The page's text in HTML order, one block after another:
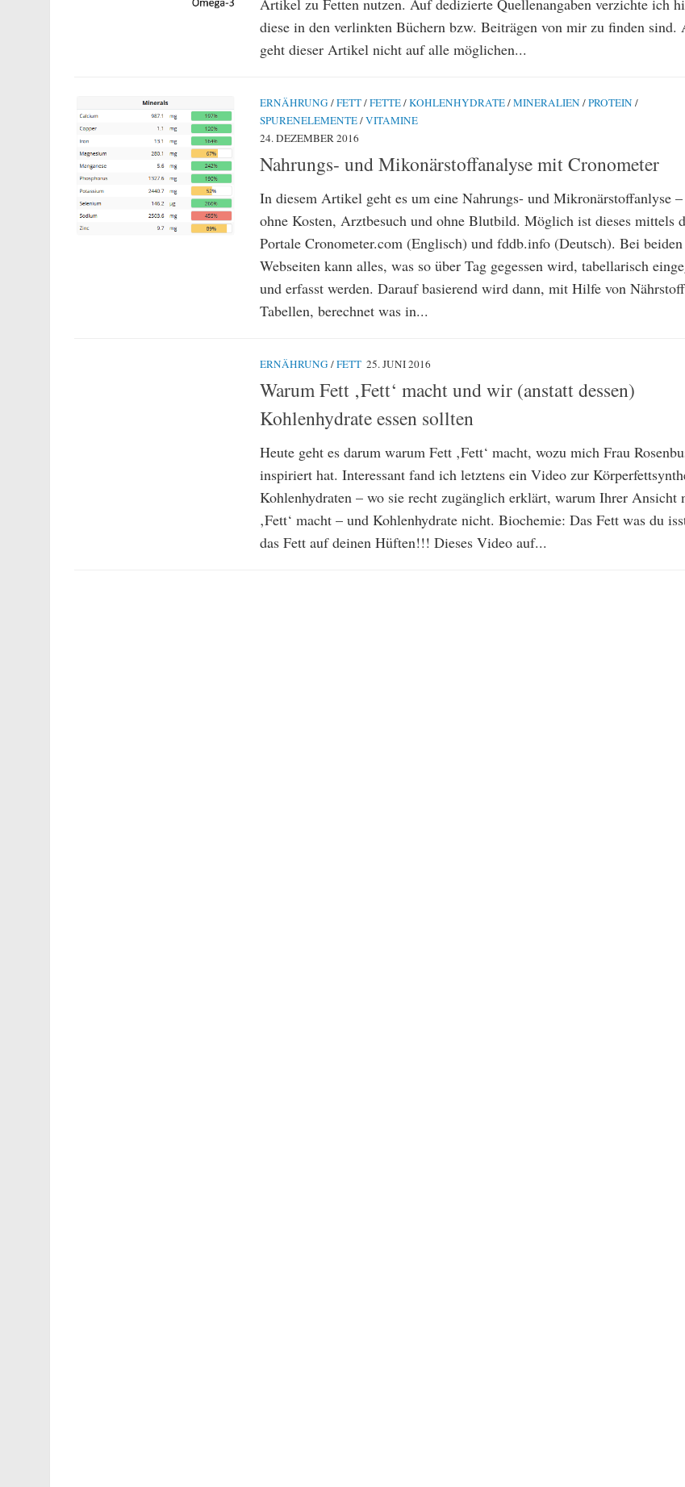
Artikel zu Fetten nutzen. Auf dedizierte Quellenangaben verzichte ich
diese in den verlinkten Büchern bzw. Beiträgen von mir zu finden sind.
geht dieser Artikel nicht auf alle möglichen...
ERNÄHRUNG /FETT/FETTE/KOHLENHYDRATE/MINERALIEN /PROTEIN /
SPURENELEMENTE/VITAMINE
24. DEZEMBER 2016
Nahrungs- und Mikonärstoffanalyse mit Cronometer
In diesem Artikel geht es um eine Nahrungs- und Mikronärstoffanlyse
ohne Kosten, Arztbesuch und ohne Blutbild. Möglich ist dieses mittels
Portale Cronometer.com (Englisch) und fddb.info (Deutsch). Bei beiden
Webseiten kann alles, was so über Tag gegessen wird, tabellarisch
und erfasst werden. Darauf basierend wird dann, mit Hilfe von
Tabellen, berechnet was in...
ERNÄHRUNG /FETT 25. JUNI 2016
Warum Fett ‚Fett‘ macht und wir (anstatt dessen)
Kohlenhydrate essen sollten
Heute geht es darum warum Fett ‚Fett‘ macht, wozu mich Frau
inspiriert hat. Interessant fand ich letztens ein Video zur
Kohlenhydraten – wo sie recht zugänglich erklärt, warum Ihrer Ansicht
‚Fett‘ macht – und Kohlenhydrate nicht. Biochemie: Das Fett was du
das Fett auf deinen Hüften!!! Dieses Video auf...